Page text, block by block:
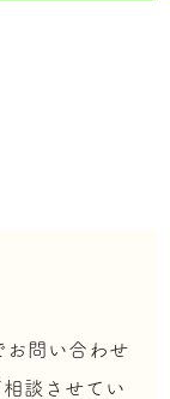
お問い合わせ
談させてい